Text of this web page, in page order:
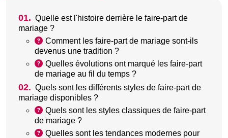
01. Quelle est l'histoire derrière le faire-part de
mariage ?
Comment les faire-part de mariage sont-ils
devenus une tradition ?
Quelles évolutions ont marqué les faire-part
de mariage au fil du temps ?
02. Quels sont les différents styles de faire-part de
mariage disponibles ?
Quels sont les styles classiques de faire-part
de mariage ?
Quelles sont les tendances modernes pour